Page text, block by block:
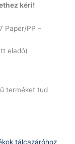
kéri!
Paper/PP –
eladó)
terméket tud
tálcazáróhoz